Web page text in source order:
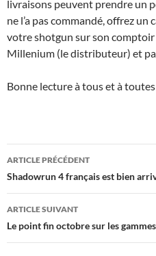
livraisons peuvent prendre un
ne l’a pas commandé, offrez
votre shotgun sur son comptoir
Millenium (le distributeur) et
Bonne lecture à tous et à
Navigation
des
articles
ARTICLE PRÉCÉDENT
Shadowrun 4 français est bien
ARTICLE SUIVANT
Le point fin octobre sur les